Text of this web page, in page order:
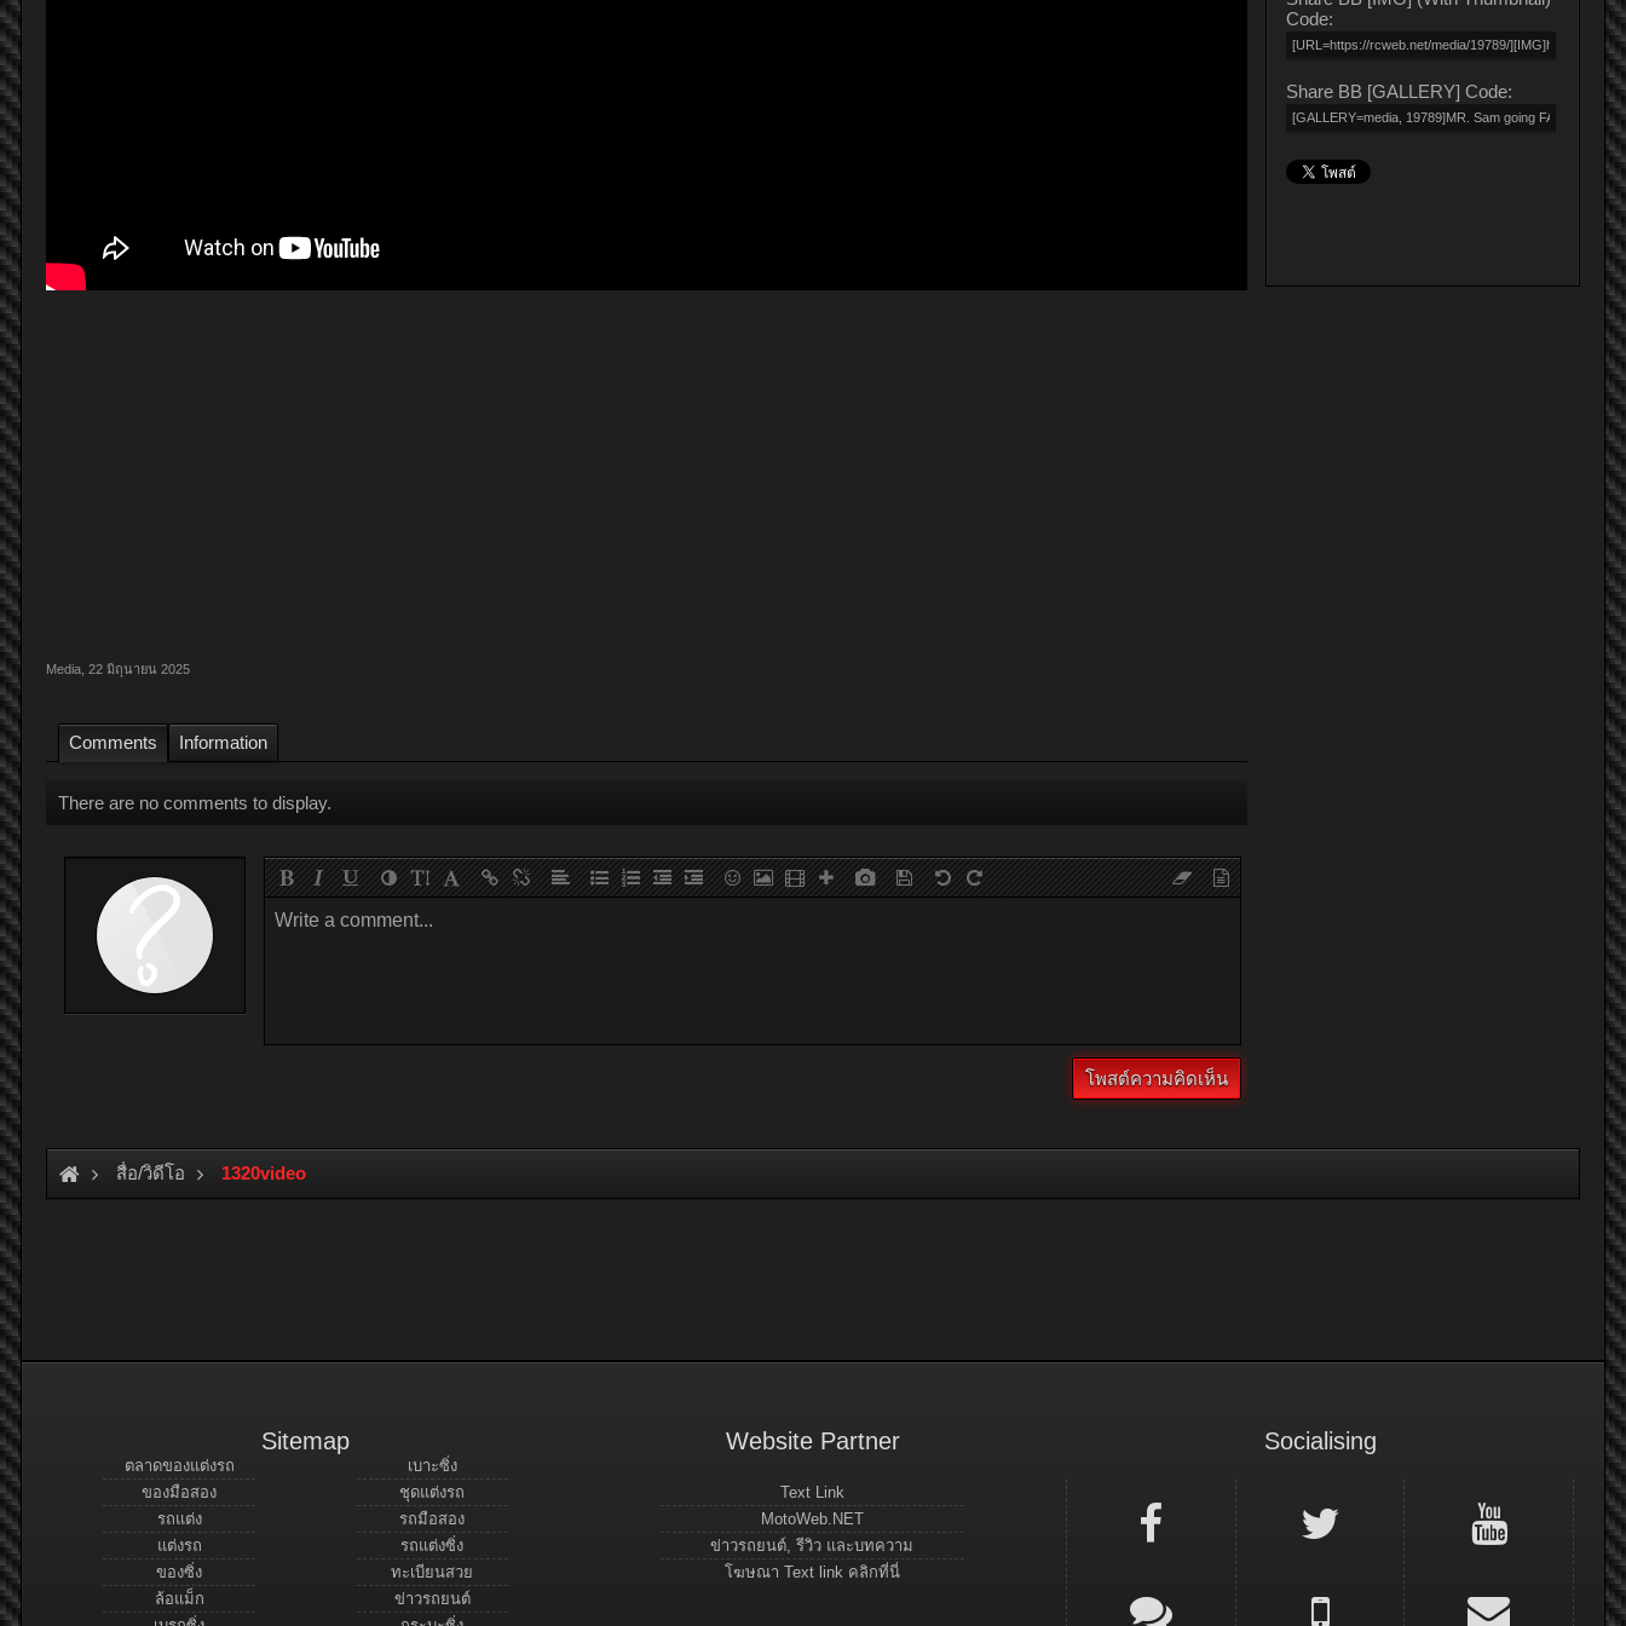
Media 22 มิถุนายน 2025
Comments Information
There are no comments to display.
Write a comment...
Code:
Share BB [GALLERY] Code:
สื่อ/วิดีโอ 1320video
Sitemap
ตลาดของแต่งรถ
ของมือสอง
รถแต่ง
แต่งรถ
ของซิ่ง
ล้อแม็ก
เบาะซิ่ง
ชุดแต่งรถ
รถมือสอง
รถแต่งซิ่ง
ทะเบียนสวย
ข่าวรถยนต์
Website Partner
Text Link
MotoWeb.NET
ข่าวรถยนต์, รีวิว และบทความ
โฆษณา Text link คลิกที่นี่
Socialising